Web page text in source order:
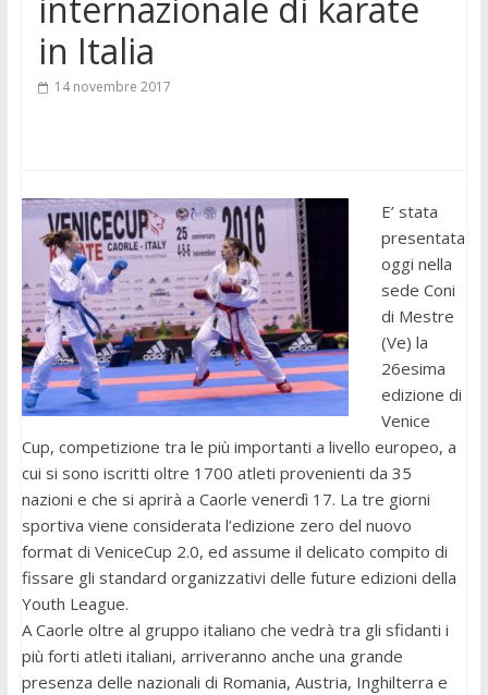
internazionale di karate
in Italia
14 novembre 2017
E’ stata
presentata
oggi nella
sede Coni
di Mestre
(Ve) la
26esima
edizione di
Venice
Cup, competizione tra le più importanti a livello europeo, a
cui si sono iscritti oltre 1700 atleti provenienti da 35
nazioni e che si aprirà a Caorle venerdì 17. La tre giorni
sportiva viene considerata l’edizione zero del nuovo
format di VeniceCup 2.0, ed assume il delicato compito di
fissare gli standard organizzativi delle future edizioni della
Youth League.
A Caorle oltre al gruppo italiano che vedrà tra gli sfidanti i
più forti atleti italiani, arriveranno anche una grande
presenza delle nazionali di Romania, Austria, Inghilterra e